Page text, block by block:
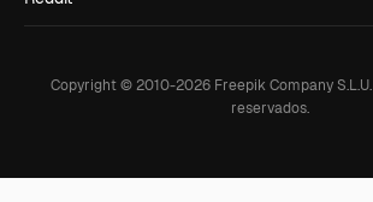
Copyright © 2010-2026Freepik Company S.L.U.
reservados.